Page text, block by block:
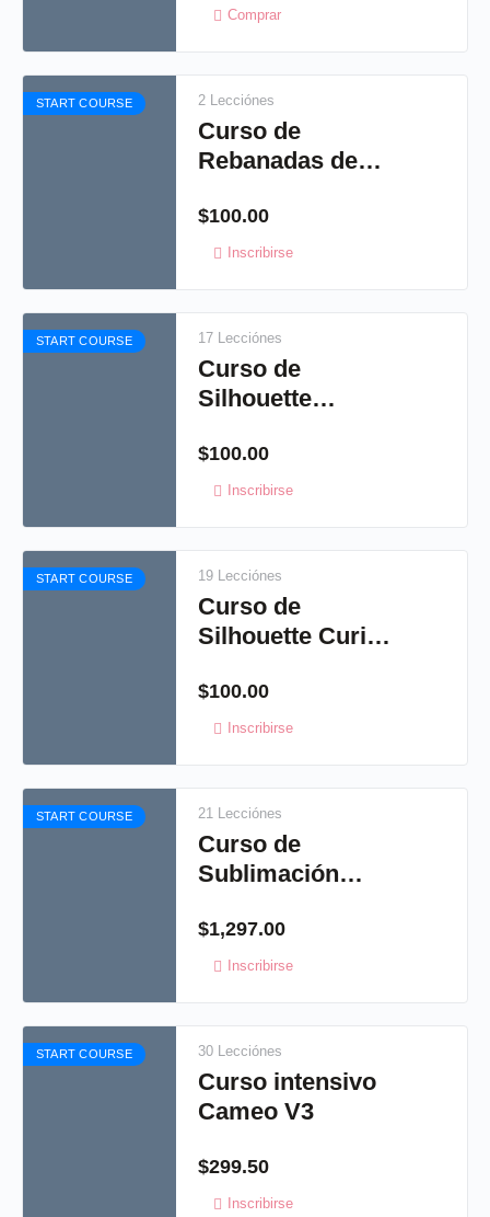
Comprar
START COURSE 2 Lecciónes
Curso de
Rebanadas de
$100.00
Inscribirse
START COURSE 17 Lecciónes
Curso de
Silhouette
$100.00
Inscribirse
START COURSE 19 Lecciónes
Curso de
Silhouette Curio
$100.00
Inscribirse
START COURSE 21 Lecciónes
Curso de
Sublimación
$1,297.00
Inscribirse
START COURSE 30 Lecciónes
Curso intensivo
Cameo V3
$299.50
Inscribirse